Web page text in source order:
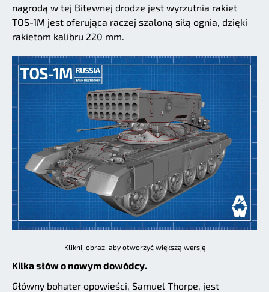
nagrodą w tej Bitewnej drodze jest wyrzutnia rakiet
TOS-1M jest oferująca raczej szaloną siłą ognia, dzięki
rakietom kalibru 220 mm.
Kliknij obraz, aby otworzyć większą wersję
Kilka słów o nowym dowódcy.
Główny bohater opowieści, Samuel Thorpe, jest